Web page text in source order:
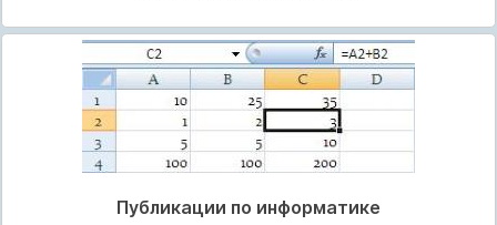
Публикации по информатике